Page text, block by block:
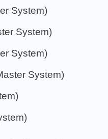
System)
System)
System)
System)